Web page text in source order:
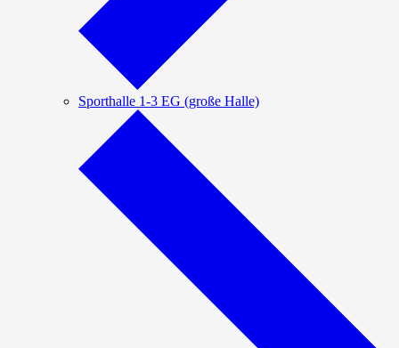
Sporthalle 1-3 EG (große Halle)